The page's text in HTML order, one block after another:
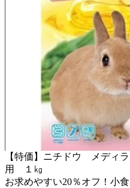
【特価】ニチドウ メディ
用 １㎏
お求めやすい20％オフ！小